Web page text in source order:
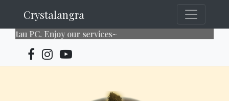
Crystalangra
PC. Enjoy our services~